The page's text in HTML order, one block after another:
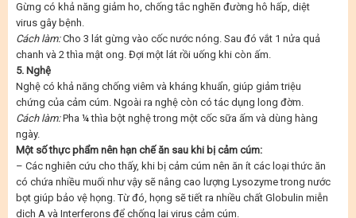
Gừng có khả năng giảm ho, chống tắc nghẽn đường hô hấp, diệt
virus gây bệnh.
Cách làm:Cho 3 lát gừng vào cốc nước nóng. Sau đó vắt 1 nửa quả
chanh và 2 thìa mật ong. Đợi một lát rồi uống khi còn ấm.
5. Nghệ
Nghệ có khả năng chống viêm và kháng khuẩn, giúp giảm triệu
chứng của cảm cúm. Ngoài ra nghệ còn có tác dụng long đờm.
Cách làm:Pha ¼ thìa bột nghệ trong một cốc sữa ấm và dùng hàng
ngày.
Một số thực phẩm nên hạn chế ăn sau khi bị cảm cúm:
– Các nghiên cứu cho thấy, khi bị cảm cúm nên ăn ít các loại thức ăn
có chứa nhiều muối như vậy sẽ nâng cao lượng Lysozyme trong nước
bọt giúp bảo vệ họng. Từ đó, họng sẽ tiết ra nhiều chất Globulin miễn
dịch A và Interferons để chống lại virus cảm cúm.